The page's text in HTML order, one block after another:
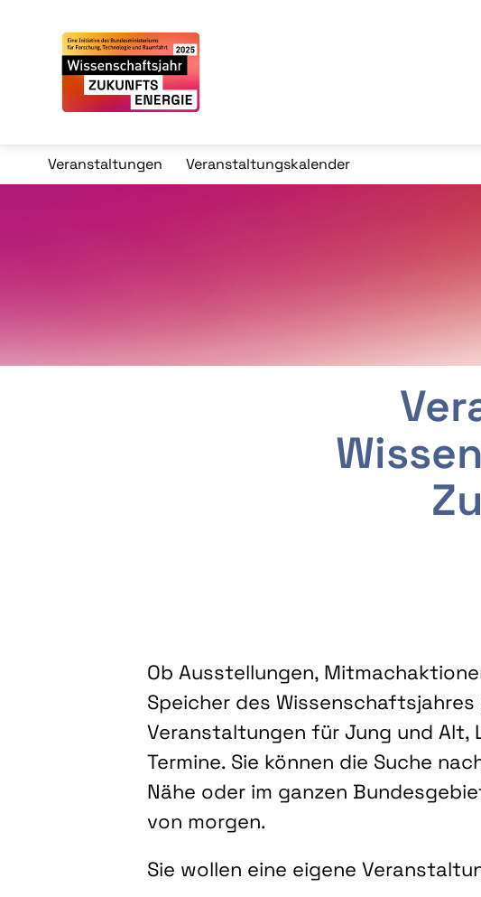
Veranstaltungen Veranstaltungskalender
Ob Ausstellungen,
Speicher des
Veranstaltungen für Jung und Alt,
Termine. Sie können die Suche
Nähe oder im ganzen
von morgen.
Sie wollen eine eigene